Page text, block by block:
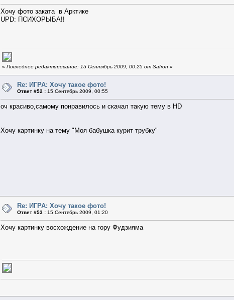
Хочу фото заката в Арктике
UPD: ПСИХОРЫБА!!
« Последнее редактирование: 15 Сентябрь 2009, 00:25 от Safron »
Re: ИГРА: Хочу такое фото!
Ответ #52 : 15 Сентябрь 2009, 00:55
оч красиво,самому понравилось и скачал такую тему в HD
Хочу картинку на тему "Моя бабушка курит трубку"
Re: ИГРА: Хочу такое фото!
Ответ #53 : 15 Сентябрь 2009, 01:20
Хочу картинку восхождение на гору Фудзияма